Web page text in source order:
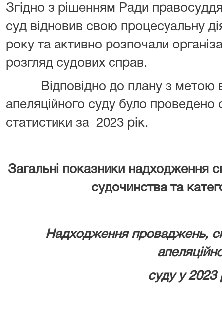
Згідно з рішенням Ради
суд відновив свою процесуальну
року та активно розпочали
розгляд судових справ.
Відповідно до плану з метою
апеляційного суду було проведено
статистики за 2023 рік.
Загальні показники надходження
судочинства та
Надходження проваджень,
суду у 2023